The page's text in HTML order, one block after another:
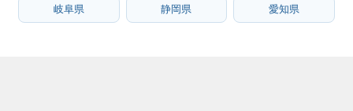
岐阜県 静岡県 愛知県